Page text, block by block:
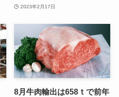
2023年2月17日
8月牛肉輸出は658ｔで前年